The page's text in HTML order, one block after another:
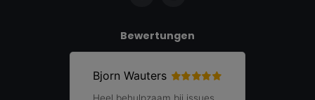
Bewertungen